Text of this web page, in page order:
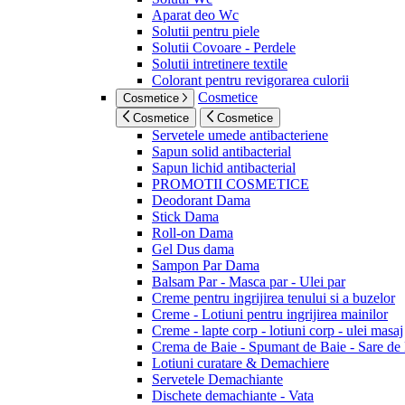
Aparat deo Wc
Solutii pentru piele
Solutii Covoare - Perdele
Solutii intretinere textile
Colorant pentru revigorarea culorii
Cosmetice Cosmetice
Cosmetice Cosmetice
Servetele umede antibacteriene
Sapun solid antibacterial
Sapun lichid antibacterial
PROMOTII COSMETICE
Deodorant Dama
Stick Dama
Roll-on Dama
Gel Dus dama
Sampon Par Dama
Balsam Par - Masca par - Ulei par
Creme pentru ingrijirea tenului si a buzelor
Creme - Lotiuni pentru ingrijirea mainilor
Creme - lapte corp - lotiuni corp - ulei masaj
Crema de Baie - Spumant de Baie - Sare de
Lotiuni curatare & Demachiere
Servetele Demachiante
Dischete demachiante - Vata